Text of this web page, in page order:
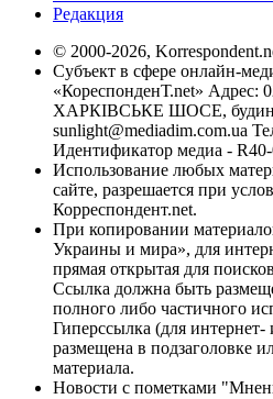
Редакция
© 2000-2026,
Субъект в сфере онлайн-
«КореспонденТ.net» Адрес:
ХАРКІВСЬКЕ ШОСЕ,
sunlight@mediadim.com.ua
Идентификатор медиа -
Использование любых
сайте, разрешается при
Корреспондент.net.
При копировании
Украины и мира», для
прямая открытая для
Ссылка должна быть
полного либо частичного
Гиперссылка (для
размещена в подзаголовке
материала.
Новости с пометками